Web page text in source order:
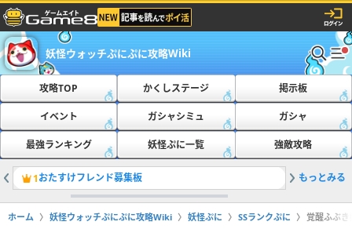
妖怪ウォッチぷにぷに攻略Wiki
攻略TOP かくしステージ 掲示板
イベント ガシャシミュ ガシャ
最強ランキング 妖怪ぷに一覧 強敵攻略
1おたすけフレンド募集板 2ともだ
もっとみる
ホーム 妖怪ウォッチぷにぷに攻略Wiki 妖怪ぷに SSランクぷに 覚醒ふぶ